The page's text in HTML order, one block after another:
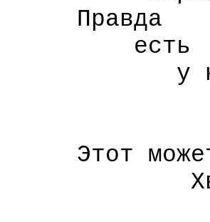
Правда
есть
у
Этот
Хватка